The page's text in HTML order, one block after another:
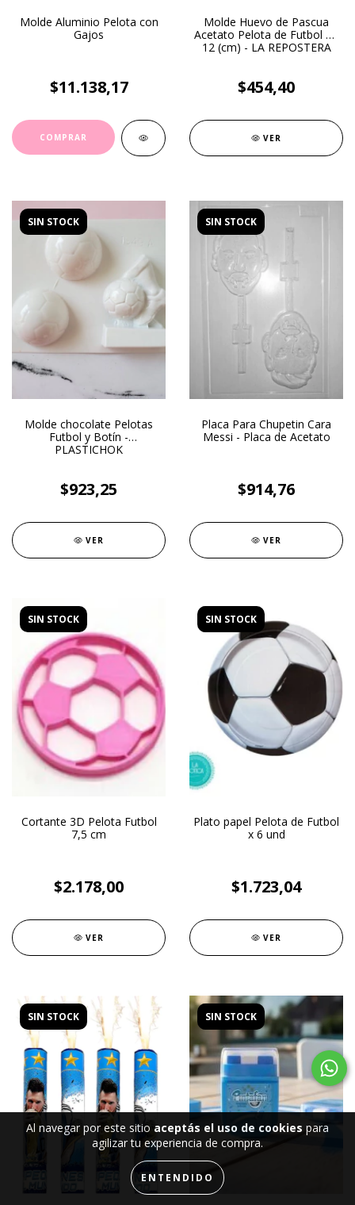
Al navegar por este sitio aceptás el uso de cookies para
agilizar tu experiencia de compra.
ENTENDIDO
Molde Aluminio Pelota con
Gajos
$11.138,17
Molde Huevo de Pascua
Acetato Pelota de Futbol N°
12 (cm) - LA REPOSTERA
$454,40
VER
SIN STOCK
Molde chocolate Pelotas
Futbol y Botín -
PLASTICHOK
$923,25
VER
SIN STOCK
Placa Para Chupetin Cara
Messi - Placa de Acetato
$914,76
VER
SIN STOCK
Cortante 3D Pelota Futbol
7,5 cm
$2.178,00
VER
SIN STOCK
Plato papel Pelota de Futbol
x 6 und
$1.723,04
VER
SIN STOCK SIN STOCK